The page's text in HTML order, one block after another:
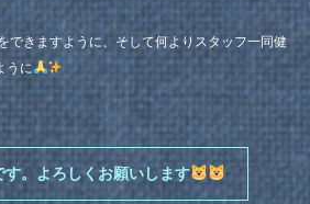
できますように、そして何よりスタッフ一同健
うに
。よろしくお願いします